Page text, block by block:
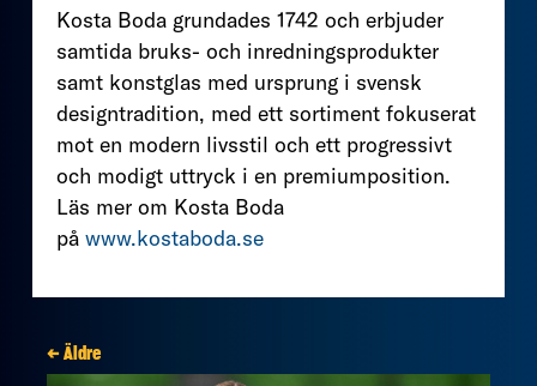
Kosta Boda grundades 1742 och erbjuder
samtida bruks- och inredningsprodukter
samt konstglas med ursprung i svensk
designtradition, med ett sortiment fokuserat
mot en modern livsstil och ett progressivt
och modigt uttryck i en premiumposition.
Läs mer om Kosta Boda
på www.kostaboda.se
← Äldre